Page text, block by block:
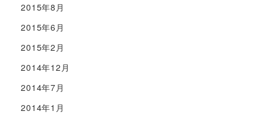
2015年8月
2015年6月
2015年2月
2014年12月
2014年7月
2014年1月